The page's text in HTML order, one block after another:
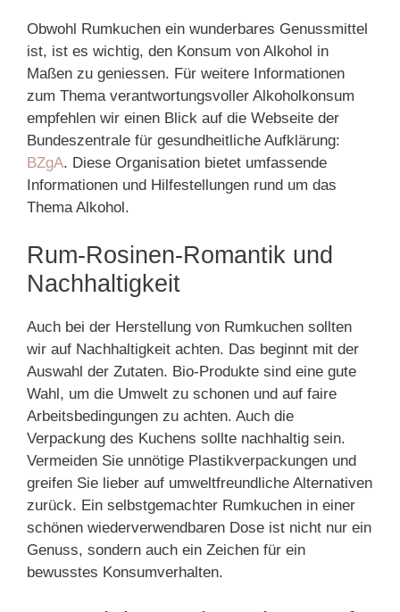
Obwohl Rumkuchen ein wunderbares Genussmittel
ist, ist es wichtig, den Konsum von Alkohol in
Maßen zu geniessen. Für weitere Informationen
zum Thema verantwortungsvoller Alkoholkonsum
empfehlen wir einen Blick auf die Webseite der
Bundeszentrale für gesundheitliche Aufklärung:
BZgA. Diese Organisation bietet umfassende
Informationen und Hilfestellungen rund um das
Thema Alkohol.
Rum-Rosinen-Romantik und
Nachhaltigkeit
Auch bei der Herstellung von Rumkuchen sollten
wir auf Nachhaltigkeit achten. Das beginnt mit der
Auswahl der Zutaten. Bio-Produkte sind eine gute
Wahl, um die Umwelt zu schonen und auf faire
Arbeitsbedingungen zu achten. Auch die
Verpackung des Kuchens sollte nachhaltig sein.
Vermeiden Sie unnötige Plastikverpackungen und
greifen Sie lieber auf umweltfreundliche Alternativen
zurück. Ein selbstgemachter Rumkuchen in einer
schönen wiederverwendbaren Dose ist nicht nur ein
Genuss, sondern auch ein Zeichen für ein
bewusstes Konsumverhalten.